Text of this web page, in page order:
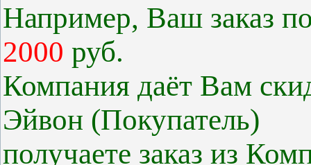
Например, Ваш заказ
2000 руб.
Компания даёт Вам
Эйвон (Покупатель)
получаете заказ из